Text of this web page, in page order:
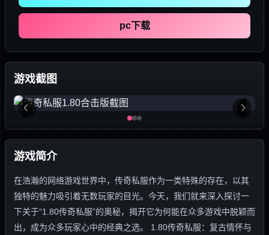
pc下载
游戏截图
游戏简介
在浩瀚的网络游戏世界中，传奇私服作为一类特殊的存在，以其
独特的魅力吸引着无数玩家的目光。今天，我们就来深入探讨一
下关于“1.80传奇私服”的奥秘，揭开它为何能在众多游戏中脱颖而
出，成为众多玩家心中的经典之选。 1.80传奇私服：复古情怀与